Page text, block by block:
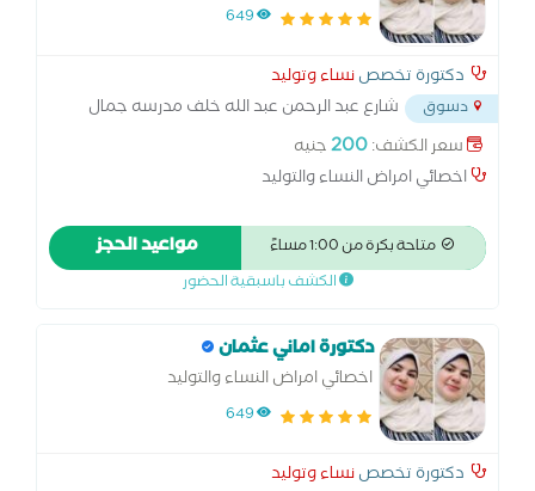
649
دكتورة تخصصنساء وتوليد
دسوق
شارع عبد الرحمن عبد الله خلف مدرسه جمال
عبد الناصر المرور الجديد دسوق
سعر الكشف:200جنيه
اخصائي امراض النساء والتوليد
متاحة بكرة من 1:00 مساءً مواعيد الحجز
الكشف باسبقية الحضور
دكتورة اماني عثمان
اخصائي امراض النساء والتوليد
649
دكتورة تخصصنساء وتوليد